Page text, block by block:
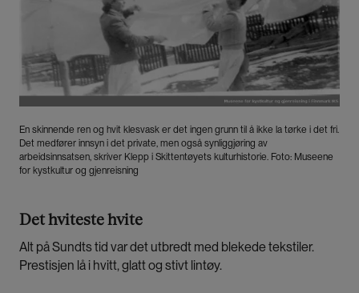
En skinnende ren og hvit klesvask er det ingen grunn til å ikke la tørke i det fri.
Det medfører innsyn i det private, men også synliggjøring av
arbeidsinnsatsen, skriver Klepp i Skittentøyets kulturhistorie. Foto: Museene
for kystkultur og gjenreisning
Det hviteste hvite
Alt på Sundts tid var det utbredt med blekede tekstiler.
Prestisjen lå i hvitt, glatt og stivt lintøy.